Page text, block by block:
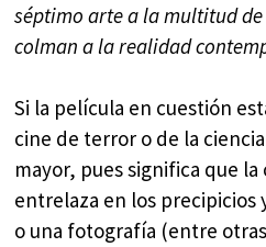
séptimo arte a la multitud
colman a la realidad
Si la película en cuestión
cine de terror o de la
mayor, pues significa que
entrelaza en los precipicios
o una fotografía (entre